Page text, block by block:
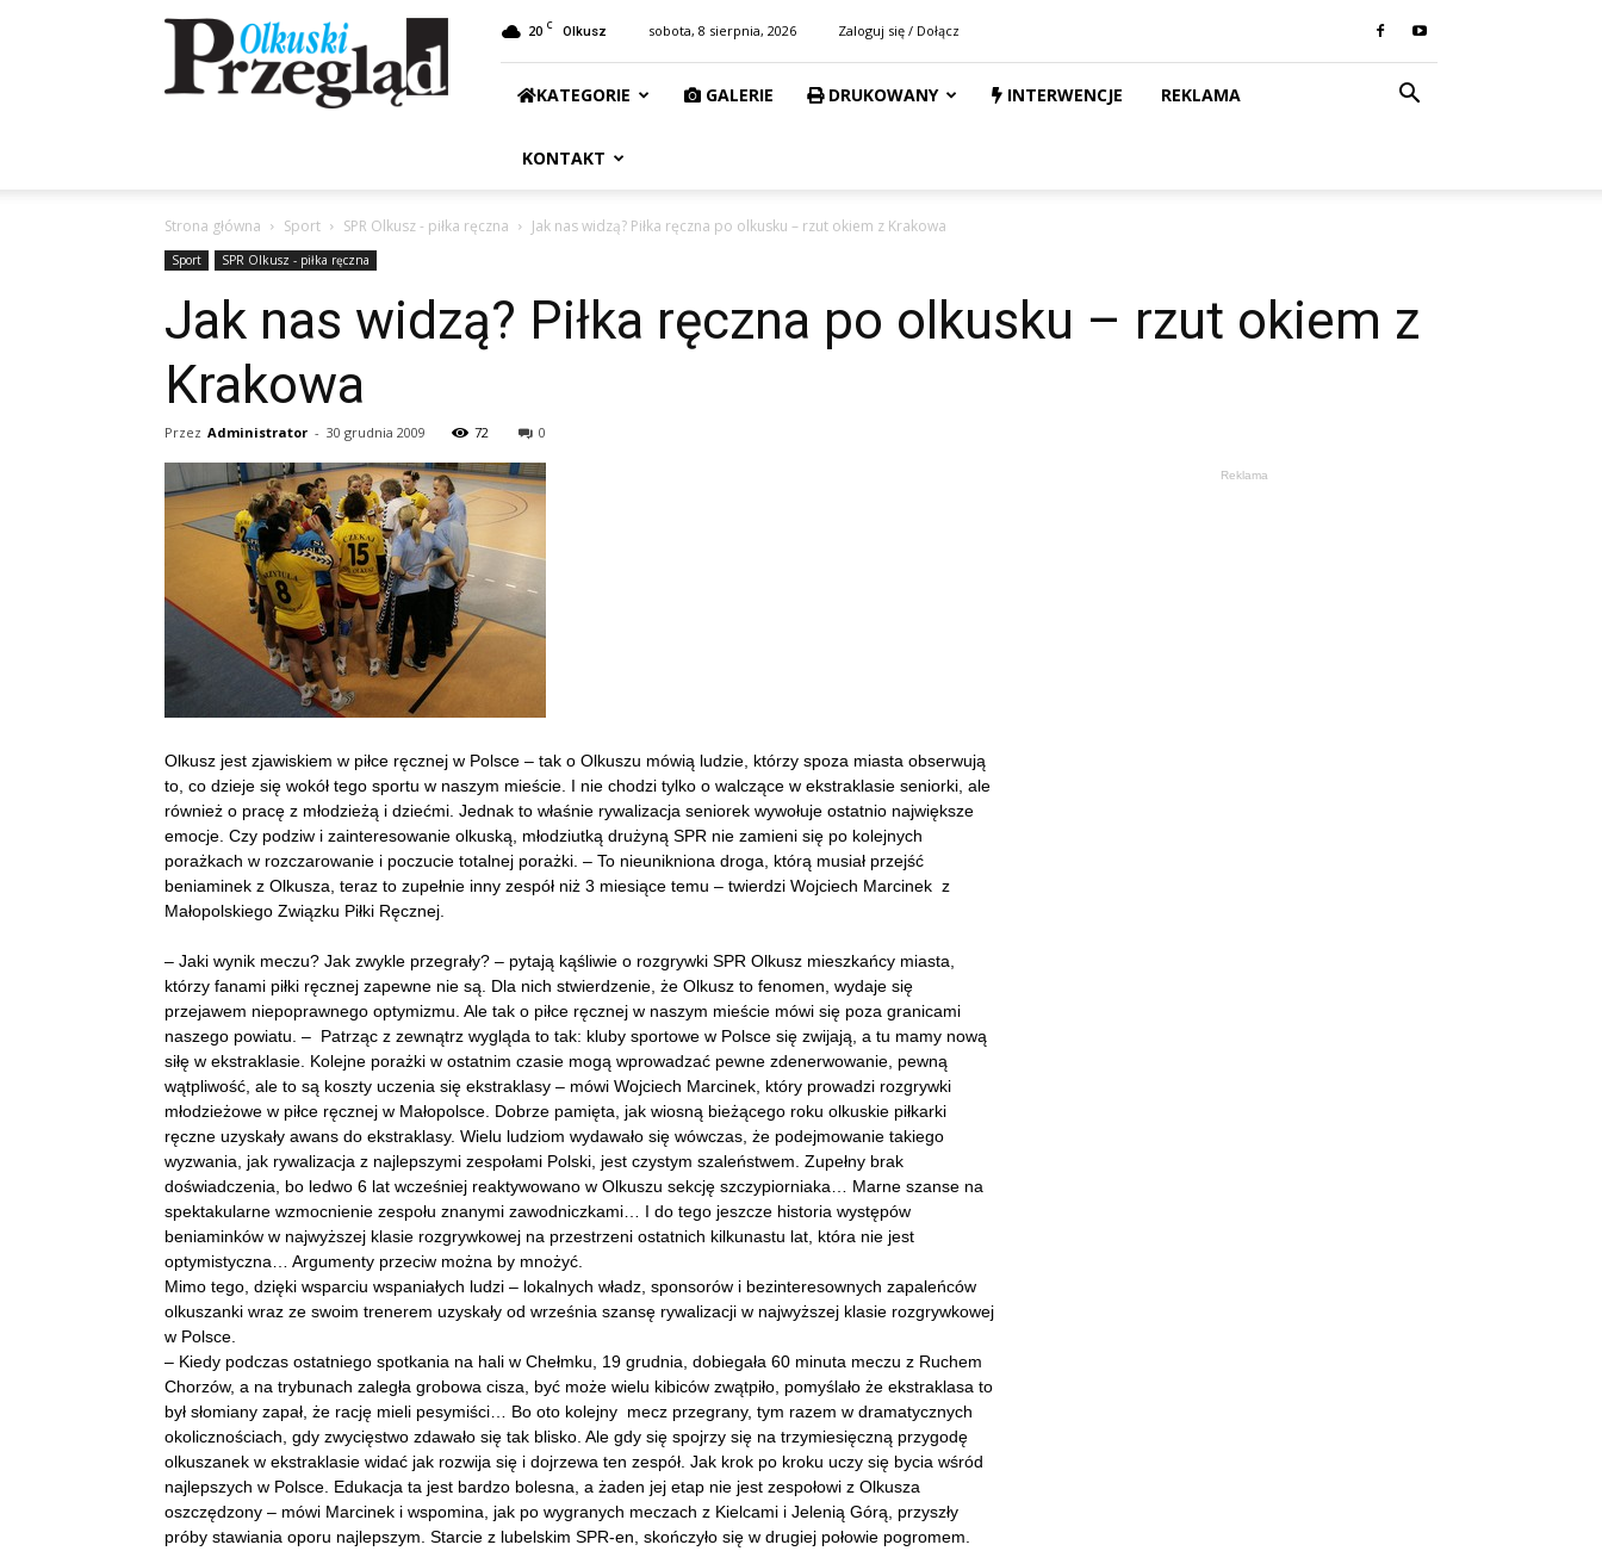
Przegląd
Olkuski
20 C Olkusz sobota, 8 sierpnia, 2026 Zaloguj się / Dołącz
KATEGORIE GALERIE DRUKOWANY INTERWENCJE REKLAMA
KONTAKT
Strona główna Sport SPR Olkusz - piłka ręczna Jak nas widzą? Piłka ręczna po olkusku – rzut okiem z Krakowa
Sport SPR Olkusz - piłka ręczna
Jak nas widzą? Piłka ręczna po olkusku – rzut okiem z
Krakowa
Przez Administrator - 30 grudnia 2009 72 0
Olkusz jest zjawiskiem w piłce ręcznej w Polsce – tak o Olkuszu mówią ludzie, którzy spoza miasta obserwują
to, co dzieje się wokół tego sportu w naszym mieście. I nie chodzi tylko o walczące w ekstraklasie seniorki, ale
również o pracę z młodzieżą i dziećmi. Jednak to właśnie rywalizacja seniorek wywołuje ostatnio największe
emocje. Czy podziw i zainteresowanie olkuską, młodziutką drużyną SPR nie zamieni się po kolejnych
porażkach w rozczarowanie i poczucie totalnej porażki. – To nieunikniona droga, którą musiał przejść
beniaminek z Olkusza, teraz to zupełnie inny zespół niż 3 miesiące temu – twierdzi Wojciech Marcinek z
Małopolskiego Związku Piłki Ręcznej.
– Jaki wynik meczu? Jak zwykle przegrały? – pytają kąśliwie o rozgrywki SPR Olkusz mieszkańcy miasta,
którzy fanami piłki ręcznej zapewne nie są. Dla nich stwierdzenie, że Olkusz to fenomen, wydaje się
przejawem niepoprawnego optymizmu. Ale tak o piłce ręcznej w naszym mieście mówi się poza granicami
naszego powiatu. – Patrząc z zewnątrz wygląda to tak: kluby sportowe w Polsce się zwijają, a tu mamy nową
siłę w ekstraklasie. Kolejne porażki w ostatnim czasie mogą wprowadzać pewne zdenerwowanie, pewną
wątpliwość, ale to są koszty uczenia się ekstraklasy – mówi Wojciech Marcinek, który prowadzi rozgrywki
młodzieżowe w piłce ręcznej w Małopolsce. Dobrze pamięta, jak wiosną bieżącego roku olkuskie piłkarki
ręczne uzyskały awans do ekstraklasy. Wielu ludziom wydawało się wówczas, że podejmowanie takiego
wyzwania, jak rywalizacja z najlepszymi zespołami Polski, jest czystym szaleństwem. Zupełny brak
doświadczenia, bo ledwo 6 lat wcześniej reaktywowano w Olkuszu sekcję szczypiorniaka… Marne szanse na
spektakularne wzmocnienie zespołu znanymi zawodniczkami… I do tego jeszcze historia występów
beniaminków w najwyższej klasie rozgrywkowej na przestrzeni ostatnich kilkunastu lat, która nie jest
optymistyczna… Argumenty przeciw można by mnożyć.
Mimo tego, dzięki wsparciu wspaniałych ludzi – lokalnych władz, sponsorów i bezinteresownych zapaleńców
olkuszanki wraz ze swoim trenerem uzyskały od września szansę rywalizacji w najwyższej klasie rozgrywkowej
w Polsce.
– Kiedy podczas ostatniego spotkania na hali w Chełmku, 19 grudnia, dobiegała 60 minuta meczu z Ruchem
Chorzów, a na trybunach zaległa grobowa cisza, być może wielu kibiców zwątpiło, pomyślało że ekstraklasa to
był słomiany zapał, że rację mieli pesymiści… Bo oto kolejny mecz przegrany, tym razem w dramatycznych
okolicznościach, gdy zwycięstwo zdawało się tak blisko. Ale gdy się spojrzy się na trzymiesięczną przygodę
olkuszanek w ekstraklasie widać jak rozwija się i dojrzewa ten zespół. Jak krok po kroku uczy się bycia wśród
najlepszych w Polsce. Edukacja ta jest bardzo bolesna, a żaden jej etap nie jest zespołowi z Olkusza
oszczędzony – mówi Marcinek i wspomina, jak po wygranych meczach z Kielcami i Jelenią Górą, przyszły
próby stawiania oporu najlepszym. Starcie z lubelskim SPR-en, skończyło się w drugiej połowie pogromem.
Reklama